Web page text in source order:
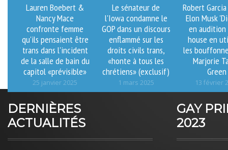
Lauren Boebert &
Nancy Mace
confronte femme
qu'ils pensaient être
trans dans l'incident
de la salle de bain du
capitol «prévisible»
25 janvier 2025
Le sénateur de
l'Iowa condamne le
GOP dans un discours
enflammé sur les
droits civils trans,
«honte à tous les
chrétiens» (exclusif)
1 mars 2025
Robert
Elon Musk
en audition
house en
les
Marjorie
Green
13 février
DERNIÈRES
ACTUALITÉS
GAY
2023